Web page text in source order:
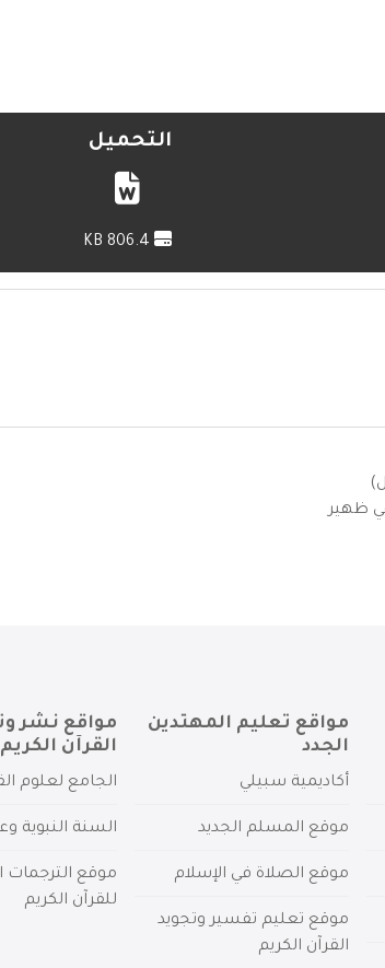
التحميل
ظهير
مواقع تعليم المهتدين
الجدد
أكاديمية سبيلي
موقع المسلم الجديد
موقع الصلاة في الإسلام
موقع تعليم تفسير وتجويد
القرآن الكريم
مواقع نشر
القرآن الكريم
الجامع لعلوم
السنة النبوية
موقع الترجمات
للقرآن الكريم